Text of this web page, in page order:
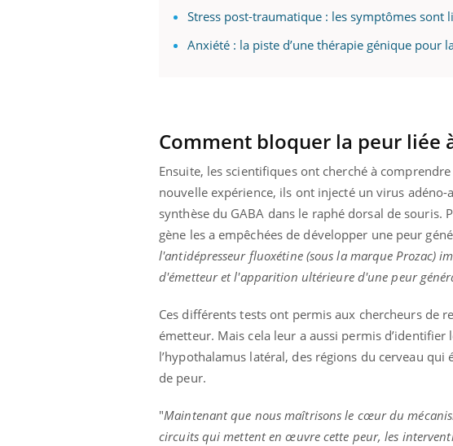
Stress post-traumatique : les symptômes sont
Anxiété : la piste d’une thérapie génique pour
Comment bloquer la peur liée
Ensuite, les scientifiques ont cherché à
nouvelle expérience, ils ont injecté un virus
synthèse du GABA dans le raphé dorsal de souris.
gène les a empêchées de développer une peur
l'antidépresseur fluoxétine (sous la marque Prozac)
d'émetteur et l'apparition ultérieure d'une peur
Ces différents tests ont permis aux chercheurs de
émetteur. Mais cela leur a aussi permis d’identifier
l’hypothalamus latéral, des régions du cerveau
de peur.
"Maintenant que nous maîtrisons le cœur du
circuits qui mettent en œuvre cette peur, les